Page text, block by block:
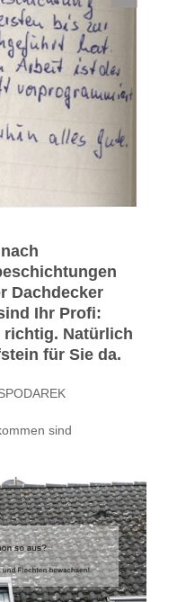
Dachdecker
Ihr Profi:
richtig. Natürlich
für Sie da.
sind